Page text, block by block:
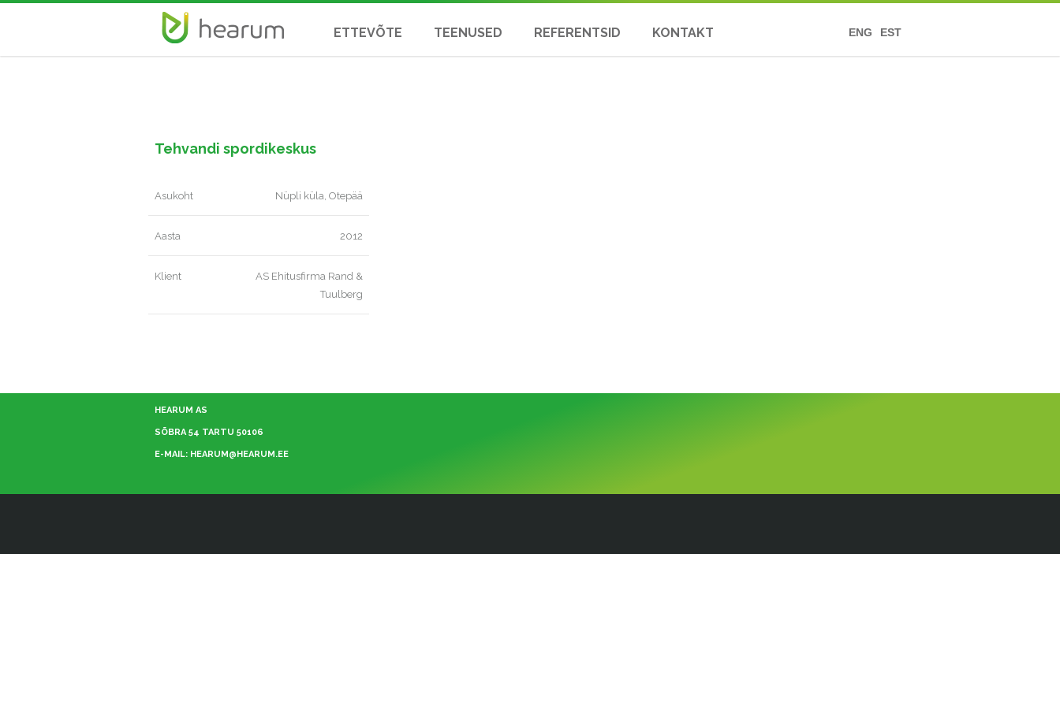
ETTEVÕTE TEENUSED REFERENTSID KONTAKT EST
ENG
Tehvandi spordikeskus
Asukoht Nüpli küla, Otepää
Aasta 2012
Klient
AS Ehitusfirma Rand &
Tuulberg
HEARUM AS
SÕBRA 54 TARTU 50106
E-MAIL: HEARUM@HEARUM.EE